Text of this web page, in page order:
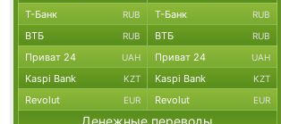
Т-Банк RUB Т-Банк RUB
ВТБ RUB ВТБ RUB
Приват 24 UAH Приват 24 UAH
Kaspi Bank KZT Kaspi Bank KZT
Revolut EUR Revolut EUR
Денежные переводы